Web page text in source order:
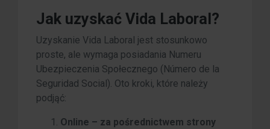
Jak uzyskać Vida Laboral?
Uzyskanie Vida Laboral jest stosunkowo
proste, ale wymaga posiadania Numeru
Ubezpieczenia Społecznego (Número de la
Seguridad Social). Oto kroki, które należy
podjąć:
Online – za pośrednictwem strony